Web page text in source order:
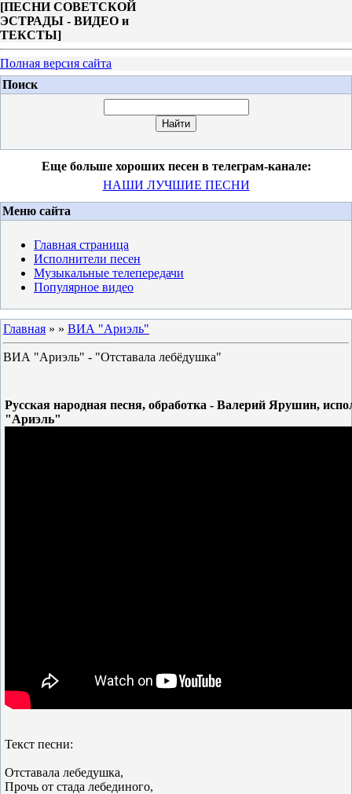
[ПЕСНИ СОВЕТСКОЙ
ЭСТРАДЫ - ВИДЕО и
ТЕКСТЫ]
Полная версия сайта
Поиск
Еще больше хороших песен в телеграм-канале:
НАШИ ЛУЧШИЕ ПЕСНИ
Меню сайта
Главная страница
Исполнители песен
Музыкальные телепередачи
Популярное видео
Главная » » ВИА "Ариэль"
ВИА "Ариэль" - "Отставала лебёдушка"
Русская народная песня, обработка - Валерий Ярушин,
"Ариэль"
Текст песни:
Отставала лебедушка,
Прочь от стада лебединого,